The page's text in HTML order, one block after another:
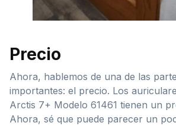
Precio
Ahora, hablemos de una de las
importantes: el precio. Los
Arctis 7+ Modelo 61461 tienen un
Ahora, sé que puede parecer un